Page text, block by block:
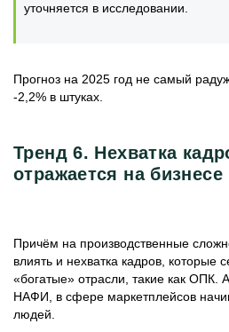
уточняется в исследовании.
Прогноз на 2025 год не самый
-2,2% в штуках.
Тренд 6. Нехватка
отражается на бизнесе
Причём на производственные
влиять и нехватка кадров, которые
«богатые» отрасли, такие как ОПК.
НАФИ, в сфере маркетплейсов
людей.